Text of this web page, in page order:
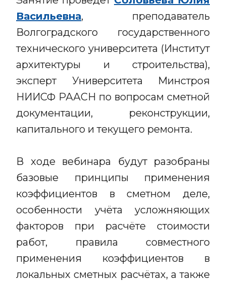
Васильевна, преподаватель
Волгоградского государственного
технического университета (Институт
архитектуры и строительства),
эксперт Университета Минстроя
НИИСФ РААСН по вопросам сметной
документации, реконструкции,
капитального и текущего ремонта.
В ходе вебинара будут разобраны
базовые принципы применения
коэффициентов в сметном деле,
особенности учёта усложняющих
факторов при расчёте стоимости
работ, правила совместного
применения коэффициентов в
локальных сметных расчётах, а также